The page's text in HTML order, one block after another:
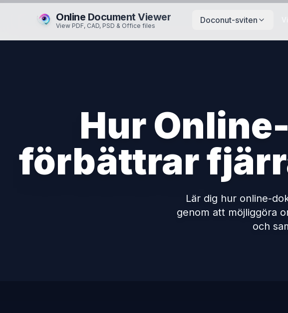
Online Document Viewer
View PDF, CAD, PSD & Office files
Doconut-sviten
Hur
förbättrar
Lär dig hur online-
genom att möjliggöra
och